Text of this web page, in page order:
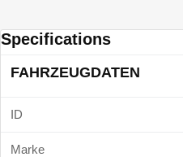
Specifications
FAHRZEUGDATEN
ID
Marke